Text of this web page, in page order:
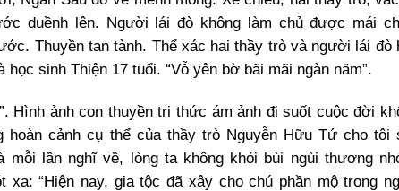
duềnh lên. Người lái đò không làm chủ được mái
Thuyền tan tành. Thể xác hai thầy trò và người lái đò
sinh Thiện 17 tuổi. “Vỗ yên bờ bãi mãi ngàn năm”.
Hình ảnh con thuyền tri thức ám ảnh đi suốt cuộc đời
hoàn cảnh cụ thể của thầy trò Nguyễn Hữu Tứ cho tôi
mỗi lần nghĩ về, lòng ta không khỏi bùi ngùi thương
xa: “Hiện nay, gia tộc đã xây cho chú phần mộ trong